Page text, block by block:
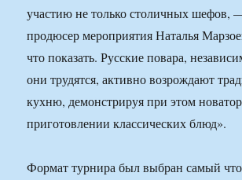
участию не только столичных шефов,
продюсер мероприятия Наталья
что показать. Русские повара,
они трудятся, активно возрождают
кухню, демонстрируя при этом
приготовлении классических блюд».
Формат турнира был выбран самый